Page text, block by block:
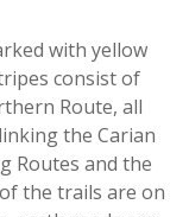
with yellow
consist of
Route, all
the Carian
Routes and the
the trails are on